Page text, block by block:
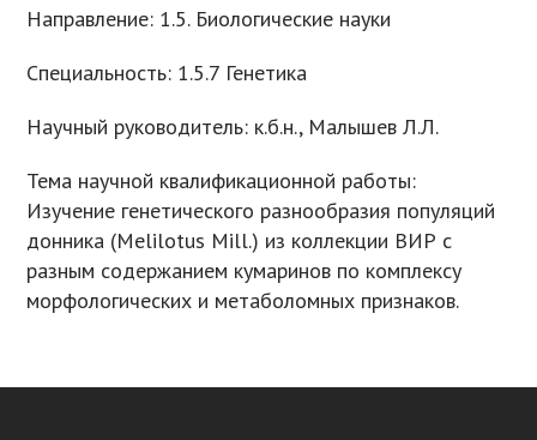
Направление: 1.5. Биологические науки
Специальность: 1.5.7 Генетика
Научный руководитель: к.б.н., Малышев Л.Л.
Тема научной квалификационной работы:
Изучение генетического разнообразия популяций
донника (Melilotus Mill.) из коллекции ВИР с
разным содержанием кумаринов по комплексу
морфологических и метаболомных признаков.